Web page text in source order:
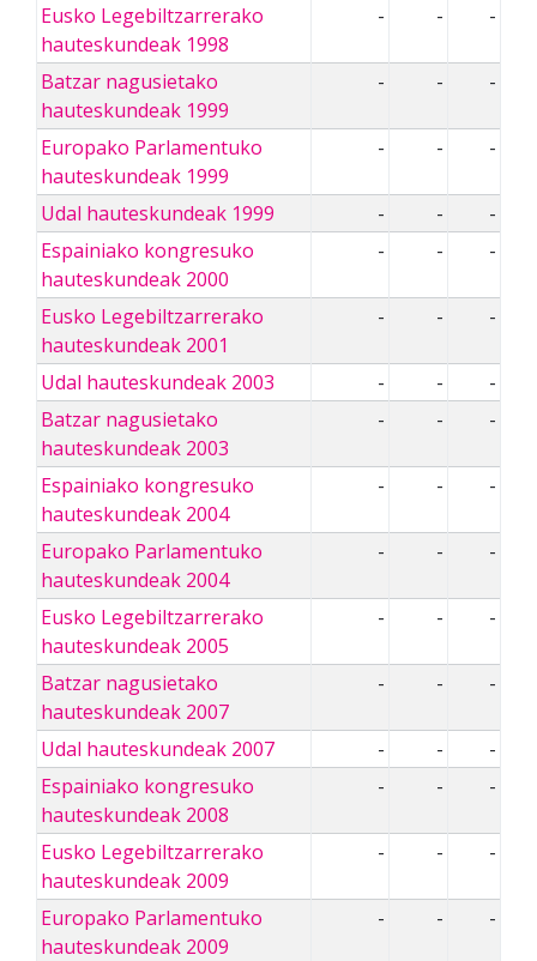
Eusko Legebiltzarrerako
hauteskundeak 1998
- - -
Batzar nagusietako
hauteskundeak 1999
- - -
Europako Parlamentuko
hauteskundeak 1999
- - -
Udal hauteskundeak 1999 - -
-
Espainiako kongresuko
hauteskundeak 2000
- - -
Eusko Legebiltzarrerako
hauteskundeak 2001
- - -
Udal hauteskundeak 2003 - -
-
Batzar nagusietako
hauteskundeak 2003
- - -
Espainiako kongresuko
hauteskundeak 2004
- - -
Europako Parlamentuko
hauteskundeak 2004
- - -
Eusko Legebiltzarrerako
hauteskundeak 2005
- - -
Batzar nagusietako
hauteskundeak 2007
- - -
Udal hauteskundeak 2007 - -
-
Espainiako kongresuko
hauteskundeak 2008
- - -
Eusko Legebiltzarrerako
hauteskundeak 2009
- - -
Europako Parlamentuko
hauteskundeak 2009
- - -